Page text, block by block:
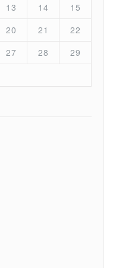
13 14
15
20 21
22
27 28
29